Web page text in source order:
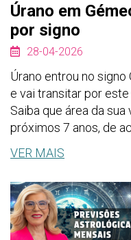
Úrano em
por signo
28-04-2026
Úrano entrou no
e vai transitar por
Saiba que área da
próximos 7 anos, de
VER MAIS